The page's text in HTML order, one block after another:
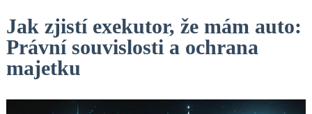
Jak zjistí exekutor, že mám auto:
Právní souvislosti a ochrana
majetku